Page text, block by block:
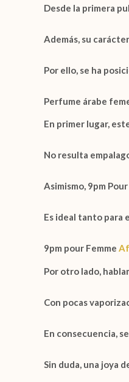
Desde la primera
Además, su
Por ello, se ha
Perfume árabe
En primer lugar,
No resulta
Asimismo, 9pm
Es ideal tanto para
9pm pour Femme
Por otro lado,
Con pocas
En consecuencia,
Sin duda, una joya